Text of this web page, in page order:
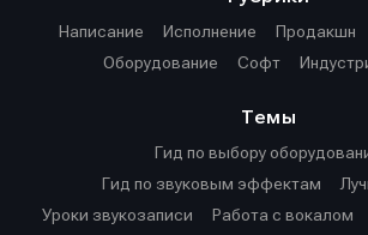
Написание
Исполнение Продакшн
Оборудование
Софт
Темы
Гид по выбору
Гид по звуковым эффектам
Уроки звукозаписи
Работа с вокалом